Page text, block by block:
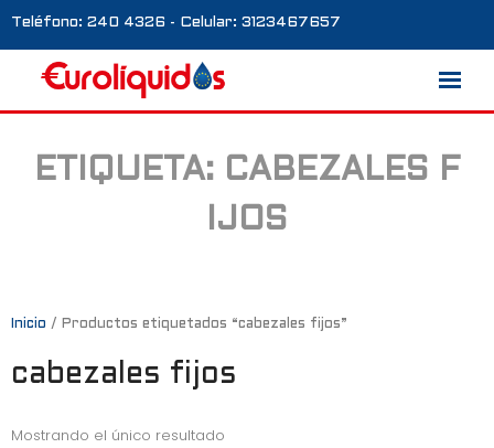
Teléfono: 240 4326 - Celular: 3123467657
Marcas
Galería
Contacto
ETIQUETA: CABEZALES F
IJOS
Inicio / Productos etiquetados “cabezales fijos”
cabezales fijos
Mostrando el único resultado